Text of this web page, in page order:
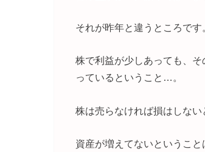
それが昨年と違うところです
株で利益が少しあっても、
っているということ…。
株は売らなければ損はしない
資産が増えてないというこ